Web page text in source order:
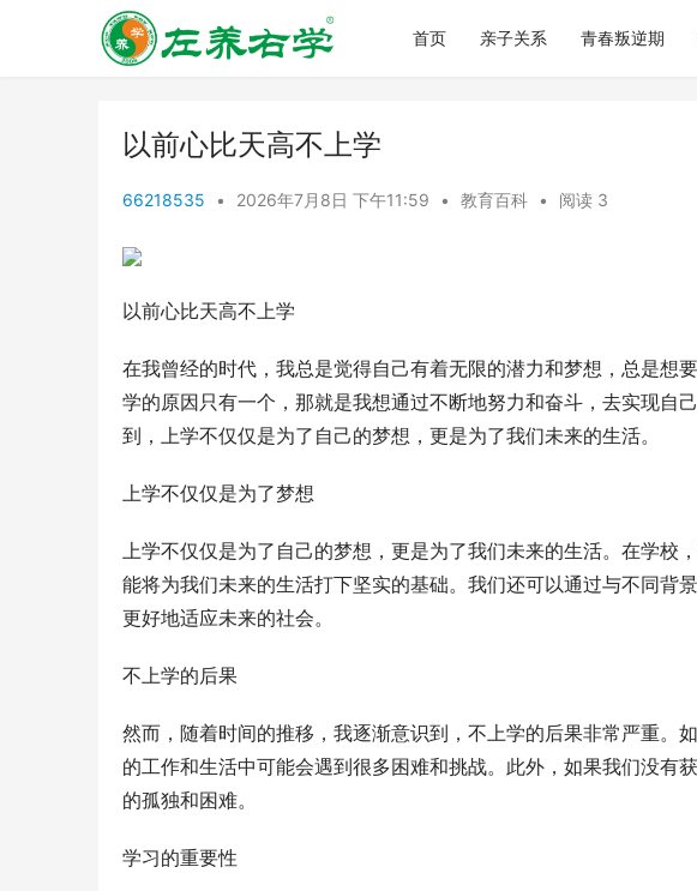
首页 亲子关系 青春叛逆期
以前心比天高不上学
66218535 • 2026年7月8日 下午11:59 • 教育百科 • 阅读 3
以前心比天高不上学
在我曾经的时代，我总是觉得自己有着无限的潜力和梦想，总是想
学的原因只有一个，那就是我想通过不断地努力和奋斗，去实现自
到，上学不仅仅是为了自己的梦想，更是为了我们未来的生活。
上学不仅仅是为了梦想
上学不仅仅是为了自己的梦想，更是为了我们未来的生活。在学校
能将为我们未来的生活打下坚实的基础。我们还可以通过与不同背
更好地适应未来的社会。
不上学的后果
然而，随着时间的推移，我逐渐意识到，不上学的后果非常严重。
的工作和生活中可能会遇到很多困难和挑战。此外，如果我们没有
的孤独和困难。
学习的重要性